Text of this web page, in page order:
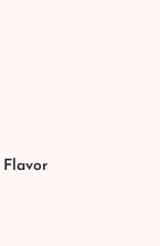
Flavor